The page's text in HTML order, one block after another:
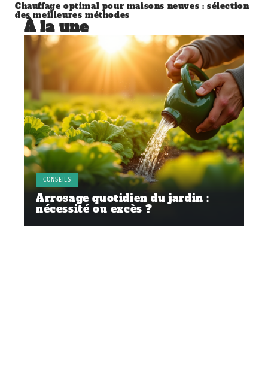
Chauffage optimal pour maisons neuves : sélection
des meilleures méthodes
À la une
CONSEILS
Arrosage quotidien du jardin :
nécessité ou excès ?